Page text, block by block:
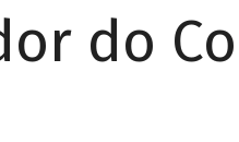
do